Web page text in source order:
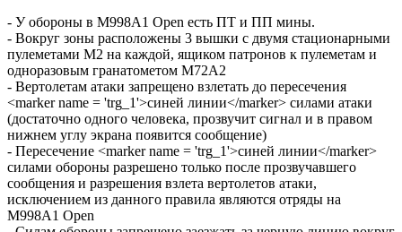
- У обороны в M998A1 Open есть ПТ и ПП мины.
- Вокруг зоны расположены 3 вышки с двумя стационарными
пулеметами М2 на каждой, ящиком патронов к пулеметам и
одноразовым гранатометом M72A2
- Вертолетам атаки запрещено взлетать до пересечения
<marker name = 'trg_1'>синей линии</marker> силами атаки
(достаточно одного человека, прозвучит сигнал и в правом
нижнем углу экрана появится сообщение)
- Пересечение <marker name = 'trg_1'>синей линии</marker>
силами обороны разрешено только после прозвучавшего
сообщения и разрешения взлета вертолетов атаки,
исключением из данного правила являются отряды на
M998A1 Open